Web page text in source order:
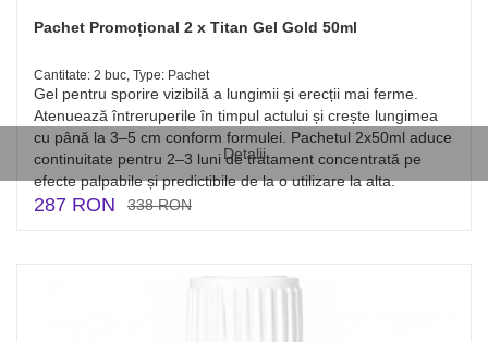
Detalii
Pachet Promoțional 2 x Titan Gel Gold 50ml
Cantitate: 2 buc, Type: Pachet
Gel pentru sporire vizibilă a lungimii și erecții mai ferme.
Atenuează întreruperile în timpul actului și crește lungimea
cu până la 3–5 cm conform formulei. Pachetul 2x50ml aduce
continuitate pentru 2–3 luni de tratament concentrată pe
efecte palpabile și predictibile de la o utilizare la alta.
287 RON 338 RON